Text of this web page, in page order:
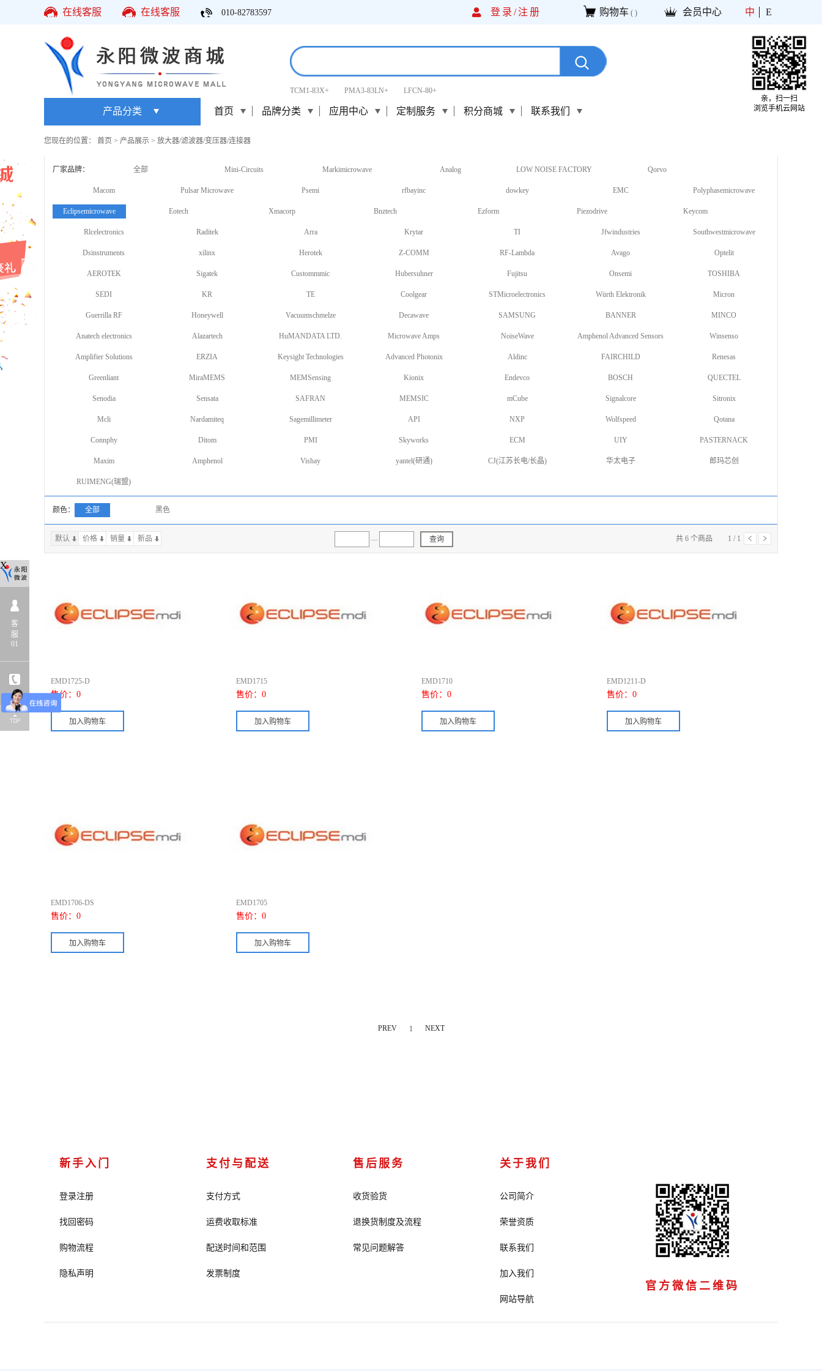
在线客服 在线客服 010-82783597 登录/注册 购物车 ( ) 会员中心 中 E
TCM1-83X+ PMA3-83LN+ LFCN-80+
产品分类 首页 品牌分类 应用中心 定制服务 积分商城 联系我们
您现在的位置： 首页 > 产品展示 > 放大器/滤波器/变压器/连接器
厂家品牌： 全部 Mini-Circuits Markimicrowave Analog LOW NOISE FACTORY Qorvo
Macom Pulsar Microwave Psemi rfbayinc dowkey EMC Polyphasemicrowave
Eclipsemicrowave Eotech Xmacorp Bnztech Ezform Piezodrive Keycom
Rlcelectronics Raditek Arra Krytar TI Jfwindustries Southwestmicrowave
Dsinstruments xilinx Herotek Z-COMM RF-Lambda Avago Optelit
AEROTEK Sigatek Custommmic Hubersuhner Fujitsu Onsemi TOSHIBA
SEDI KR TE Coolgear STMicroelectronics Würth Elektronik Micron
Guerrilla RF Honeywell Vacuumschmelze Decawave SAMSUNG BANNER MINCO
Anatech electronics Alazartech HuMANDATA LTD. Microwave Amps NoiseWave Amphenol Advanced Sensors Winsenso
Amplifier Solutions ERZIA Keysight Technologies Advanced Photonix Aldinc FAIRCHILD Renesas
Greenliant MiraMEMS MEMSensing Kionix Endevco BOSCH QUECTEL
Senodia Sensata SAFRAN MEMSIC mCube Signalcore Sitronix
Mcli Nardamiteq Sagemillimeter API NXP Wolfspeed Qotana
Connphy Ditom PMI Skyworks ECM UIY PASTERNACK
Maxim Amphenol Vishay yantel(研通) CJ(江苏长电/长晶) 华太电子 郎玛芯创
RUIMENG(瑞盟)
颜色： 全部 黑色
默认 价格 销量 新品 — 查询 共 6 个商品 1 / 1
上一页下一页
EMD1725-D
售价： 0
EMD1715
售价： 0
EMD1710
售价： 0
EMD1211-D
售价： 0
EMD1706-DS
售价： 0
EMD1705
售价： 0
PREV 1 NEXT
新手入门
登录注册
找回密码
购物流程
隐私声明
支付与配送
支付方式
运费收取标准
配送时间和范围
发票制度
售后服务
收货验货
退换货制度及流程
常见问题解答
关于我们
公司简介
荣誉资质
联系我们
加入我们
网站导航
官方微信二维码
X
客
服
01
亲，扫一扫
浏览手机云网站